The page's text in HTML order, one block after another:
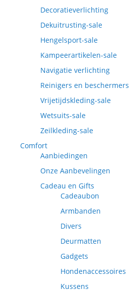
Decoratieverlichting
Dekuitrusting-sale
Hengelsport-sale
Kampeerartikelen-sale
Navigatie verlichting
Reinigers en beschermers
Vrijetijdskleding-sale
Wetsuits-sale
Zeilkleding-sale
Comfort
Aanbiedingen
Onze Aanbevelingen
Cadeau en Gifts
Cadeaubon
Armbanden
Divers
Deurmatten
Gadgets
Hondenaccessoires
Kussens